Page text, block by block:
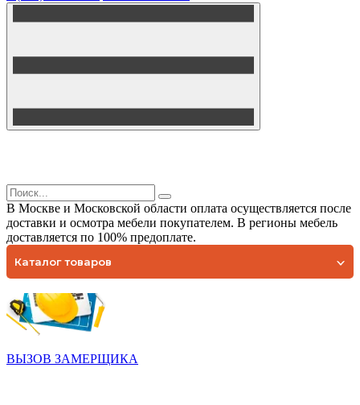
В Москве и Московской области оплата осуществляется после
доставки и осмотра мебели покупателем. В регионы мебель
доставляется по 100% предоплате.
Каталог товаров
ВЫЗОВ ЗАМЕРЩИКА